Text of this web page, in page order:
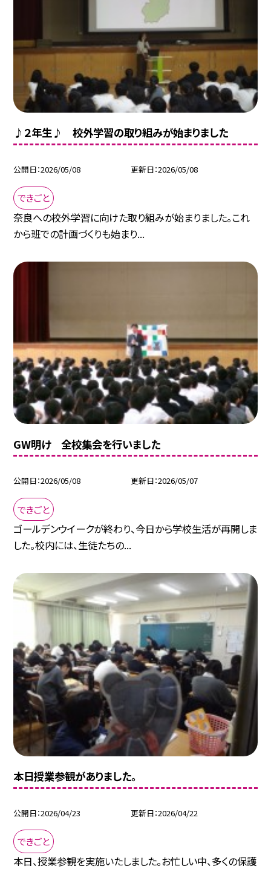
♪２年生♪ 校外学習の取り組みが始まりました
公開日 2026/05/08 更新日 2026/05/08
できごと
奈良への校外学習に向けた取り組みが始まりました。これ
から班での計画づくりも始まり...
GW明け 全校集会を行いました
公開日 2026/05/08 更新日 2026/05/07
できごと
ゴールデンウイークが終わり、今日から学校生活が再開しま
した。校内には、生徒たちの...
本日授業参観がありました。
公開日 2026/04/23 更新日 2026/04/22
できごと
本日、授業参観を実施いたしました。お忙しい中、多くの保護